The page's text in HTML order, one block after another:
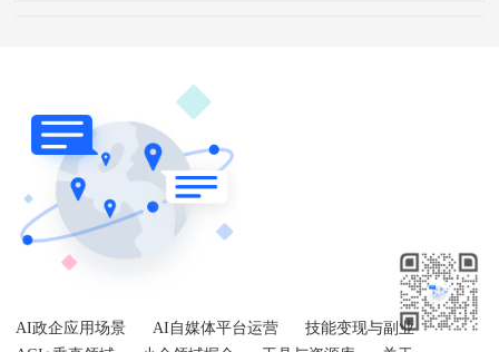
AI政企应用场景 AI自媒体平台运营
技能变现与副业